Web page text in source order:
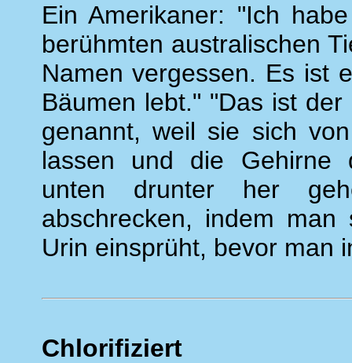
Ein Amerikaner: "Ich
berühmten australischen
Namen vergessen. Es ist
Bäumen lebt." "Das ist
genannt, weil sie sich
lassen und die Gehirne
unten drunter her
abschrecken, indem man
Urin einsprüht, bevor man
Chlorifiziert